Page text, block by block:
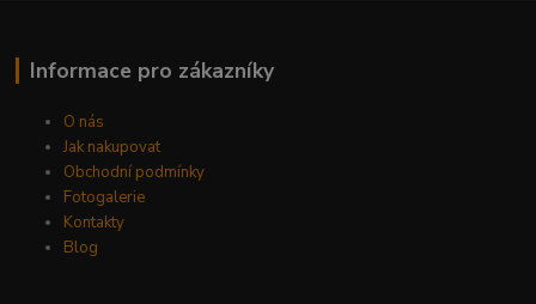
Informace pro zákazníky
O nás
Jak nakupovat
Obchodní podmínky
Fotogalerie
Kontakty
Blog